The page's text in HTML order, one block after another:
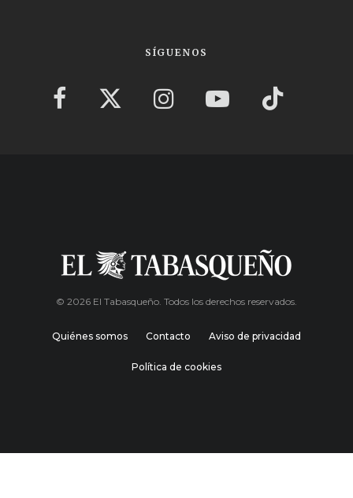
SÍGUENOS
© 2026 El Tabasqueño. Todos los derechos reservados.
Quiénes somos Contacto Aviso de privacidad
Política de cookies